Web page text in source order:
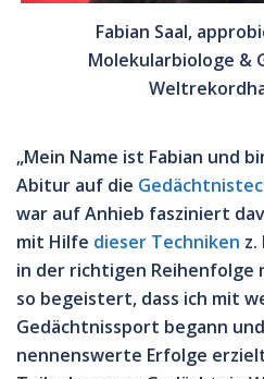
Fabian Saal,
Molekularbiologe &
„Mein Name ist Fabian und
Abitur auf die
war auf Anhieb fasziniert
mit Hilfe dieser Techniken
in der richtigen Reihenfolge
so begeistert, dass ich mit
Gedächtnissport begann
nennenswerte Erfolge